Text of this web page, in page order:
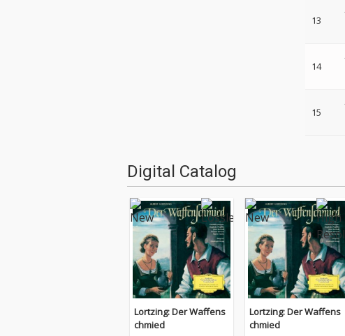
13
14
15
Digital Catalog
Lortzing: Der Waffens
chmied
Lortzing: Der Waffens
chmied